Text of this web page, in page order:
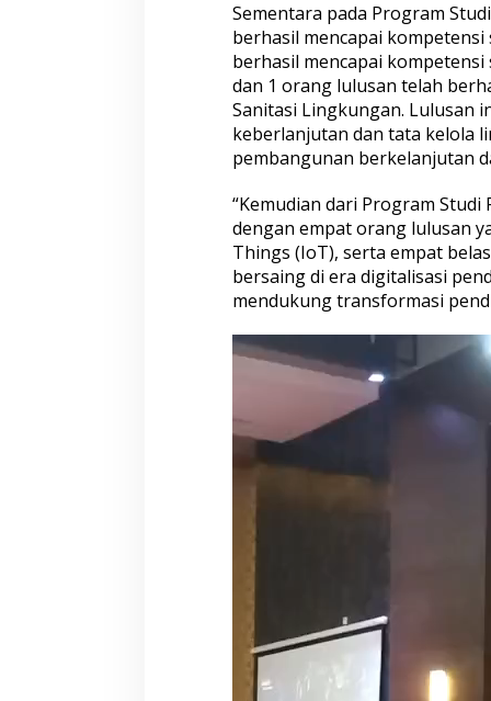
Sementara pada Program
berhasil mencapai
berhasil mencapai
dan 1 orang lulusan telah
Sanitasi Lingkungan. Lulusan
keberlanjutan dan tata kelola
pembangunan berkelanjutan
“Kemudian dari Program
dengan empat orang lulusan
Things (IoT), serta empat
bersaing di era digitalisasi
mendukung transformasi
Pemutar
Video